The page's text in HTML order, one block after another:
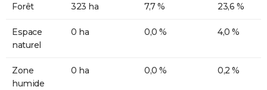
Forêt 323 ha 7,7 % 23,6 %
Espace
naturel
0 ha 0,0 % 4,0 %
Zone
humide
0 ha 0,0 % 0,2 %